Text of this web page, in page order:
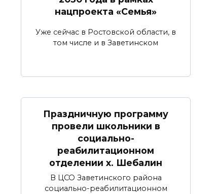
нацпроекта «Семья»
Уже сейчас в Ростовской области, в
том числе и в Заветинском
Праздничную программу
провели школьники в
социально-
реабилитационном
отделении х. Шебалин
В ЦСО Заветинского района
социально-реабилитационном